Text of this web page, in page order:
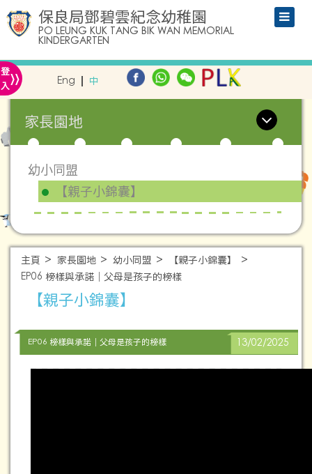
保良局鄧碧雲紀念幼稚園
PO LEUNG KUK TANG BIK WAN MEMORIAL
KINDERGARTEN
登
入» Eng 中
家長園地
幼小同盟
【親子小錦囊】
主頁 家長園地 幼小同盟
【親子小錦囊】
EP06 榜樣與承諾｜父母是孩子的榜樣
【親子小錦囊】
EP06 榜樣與承諾｜父母是孩子的榜樣 13/02/2025